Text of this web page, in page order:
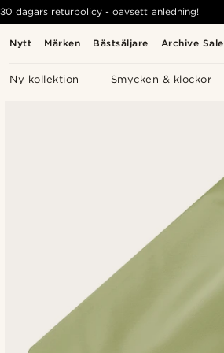
Nytt Märken Bästsäljare Archive Sale
Ny kollektion Smycken & klockor
30 dagars returpolicy - oavsett anledning!